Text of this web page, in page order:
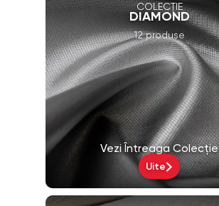
COLECȚIE
DIAMOND
12 produse
Vezi Întreaga Colecție
Uite